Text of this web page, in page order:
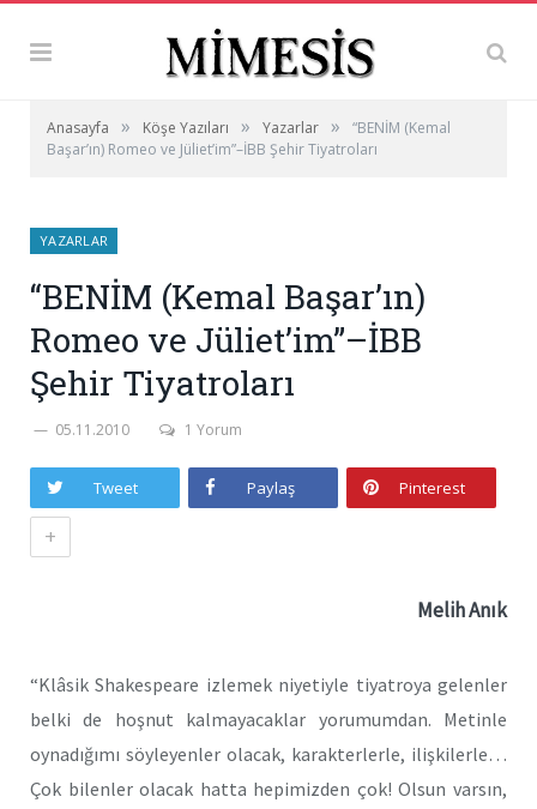
Anasayfa » Köşe Yazıları » Yazarlar »
“BENİM (Kemal
Başar’ın) Romeo ve Jüliet’im”–İBB Şehir Tiyatroları
YAZARLAR
“BENİM (Kemal Başar’ın)
Romeo ve Jüliet’im”–İBB
Şehir Tiyatroları
05.11.2010 1 Yorum
Tweet Paylaş Pinterest
+
Melih Anık
“Klâsik Shakespeare izlemek niyetiyle tiyatroya gelenler
belki de hoşnut kalmayacaklar yorumumdan. Metinle
oynadığımı söyleyenler olacak, karakterlerle, ilişkilerle…
Çok bilenler olacak hatta hepimizden çok! Olsun varsın,